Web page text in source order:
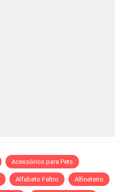
Acessórios para Pets
Alfabeto Feltro Alfineteiro